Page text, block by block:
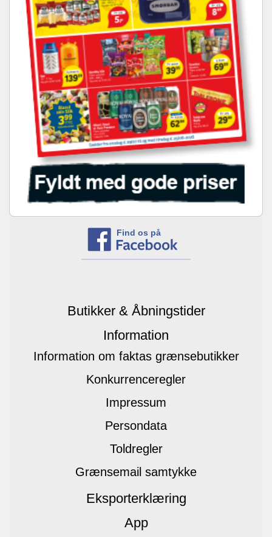
Find os på
Butikker & Åbningstider
Information
Information om faktas grænsebutikker
Konkurrenceregler
Impressum
Persondata
Toldregler
Grænsemail samtykke
Eksporterklæring
App